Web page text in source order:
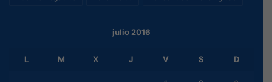
julio 2016
L M X J V S D